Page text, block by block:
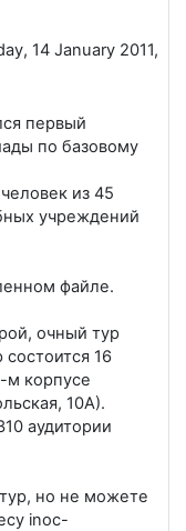
14 January 2011,
первый
по базовому
из 45
учреждений
файле.
очный тур
16
м корпусе
10А).
аудитории
но не можете
inoc-